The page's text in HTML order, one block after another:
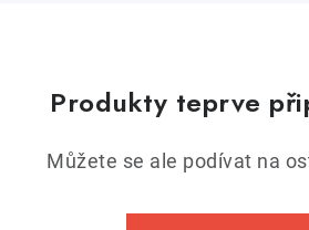
PRODUKTY BENET
NOVINKY
Produkty teprve
Můžete se ale podívat na